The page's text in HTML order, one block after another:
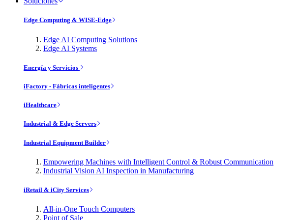
Edge Computing & WISE-Edge
Edge AI Computing Solutions
Edge AI Systems
Energía y Servicios
iFactory - Fábricas inteligentes
iHealthcare
Industrial & Edge Servers
Industrial Equipment Builder
Empowering Machines with Intelligent Control & Robust Communication
Industrial Vision AI Inspection in Manufacturing
iRetail & iCity Services
All-in-One Touch Computers
Point of Sale